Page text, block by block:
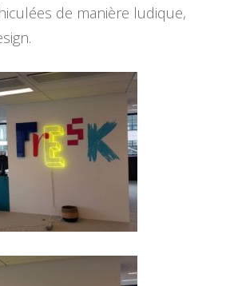
de manière ludique,